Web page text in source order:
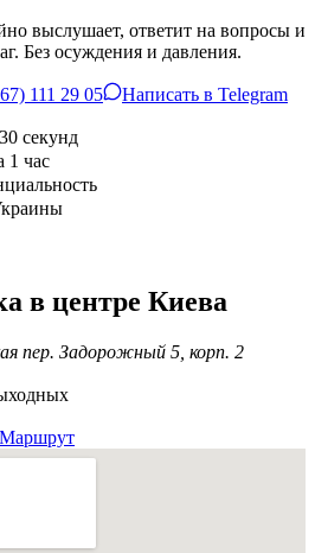
выслушает, ответит на вопросы и
Без осуждения и давления.
111 29 05 Написать в Telegram
секунд
1 час
в центре Киева
пер. Задорожный 5, корп. 2
Маршрут